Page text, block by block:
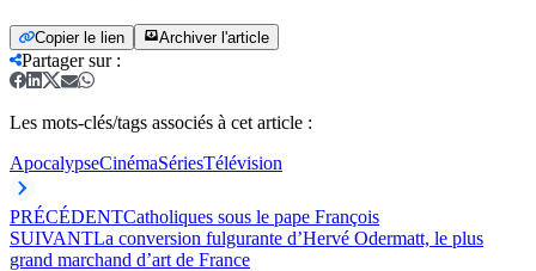
Copier le lien Archiver l'article
Partager sur:
Les mots-clés/tags associés à cet article :
ApocalypseCinémaSériesTélévision
PRÉCÉDENTCatholiques sous le pape François
SUIVANTLa conversion fulgurante d’Hervé Odermatt, le plus
grand marchand d’art de France